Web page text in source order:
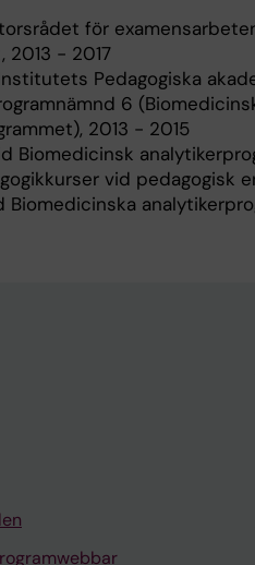
för
2013 - 2017
Pedagogiska
6
2013 - 2015
Biomedicinsk
vid pedagogisk
Biomedicinska